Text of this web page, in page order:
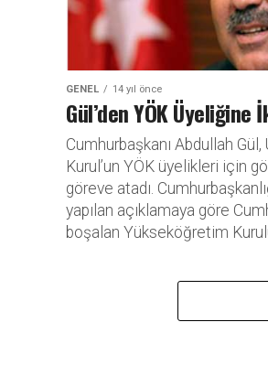
GENEL 14 yıl önce
Gül’den YÖK Üyeliğine
Cumhurbaşkanı Abdullah
Kurul’un YÖK üyelikleri için
göreve atadı.
yapılan açıklamaya göre
boşalan Yükseköğretim